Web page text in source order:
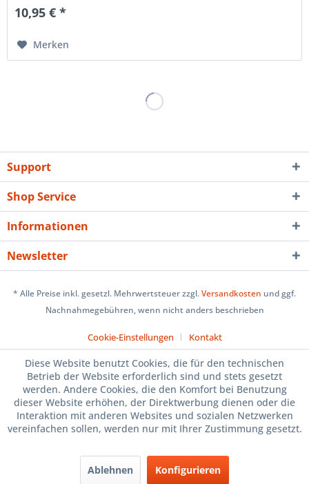
10,95 € *
Merken
Support
Shop Service
Informationen
Newsletter
* Alle Preise inkl. gesetzl. Mehrwertsteuer zzgl.Versandkosten und ggf.
Nachnahmegebühren, wenn nicht anders beschrieben
Cookie-Einstellungen Kontakt
Diese Website benutzt Cookies, die für den technischen
Betrieb der Website erforderlich sind und stets gesetzt
werden. Andere Cookies, die den Komfort bei Benutzung
dieser Website erhöhen, der Direktwerbung dienen oder die
Interaktion mit anderen Websites und sozialen Netzwerken
vereinfachen sollen, werden nur mit Ihrer Zustimmung gesetzt.
Ablehnen Konfigurieren